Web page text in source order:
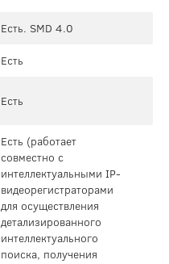
Есть. SMD 4.0
Есть
Есть
Есть (работает
совместно с
интеллектуальными IP-
видеорегистраторами
для осуществления
детализированного
интеллектуального
поиска, получения